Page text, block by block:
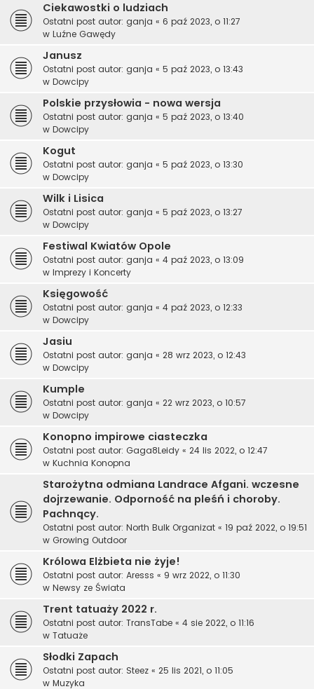
Ciekawostki o ludziach
Ostatni post autor: ganja « 6 paź 2023, o 11:27
w Luźne Gawędy
Janusz
Ostatni post autor: ganja « 5 paź 2023, o 13:43
w Dowcipy
Polskie przysłowia - nowa wersja
Ostatni post autor: ganja « 5 paź 2023, o 13:40
w Dowcipy
Kogut
Ostatni post autor: ganja « 5 paź 2023, o 13:30
w Dowcipy
Wilk i Lisica
Ostatni post autor: ganja « 5 paź 2023, o 13:27
w Dowcipy
Festiwal Kwiatów Opole
Ostatni post autor: ganja « 4 paź 2023, o 13:09
w Imprezy i Koncerty
Księgowość
Ostatni post autor: ganja « 4 paź 2023, o 12:33
w Dowcipy
Jasiu
Ostatni post autor: ganja « 28 wrz 2023, o 12:43
w Dowcipy
Kumple
Ostatni post autor: ganja « 22 wrz 2023, o 10:57
w Dowcipy
Konopno impirowe ciasteczka
Ostatni post autor: Gaga8Leidy « 24 lis 2022, o 12:47
w Kuchnia Konopna
Starożytna odmiana Landrace Afgani. wczesne
dojrzewanie. Odporność na pleśń i choroby.
Pachnący.
Ostatni post autor: North Bulk Organizat « 19 paź 2022, o 19:51
w Growing Outdoor
Królowa Elżbieta nie żyje!
Ostatni post autor: Aresss « 9 wrz 2022, o 11:30
w Newsy ze Świata
Trent tatuaży 2022 r.
Ostatni post autor: TransTabe « 4 sie 2022, o 11:16
w Tatuaże
Słodki Zapach
Ostatni post autor: Steez « 25 lis 2021, o 11:05
w Muzyka